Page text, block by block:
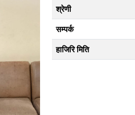
श्रेणी
सम्पर्क
हाजिरि मिति